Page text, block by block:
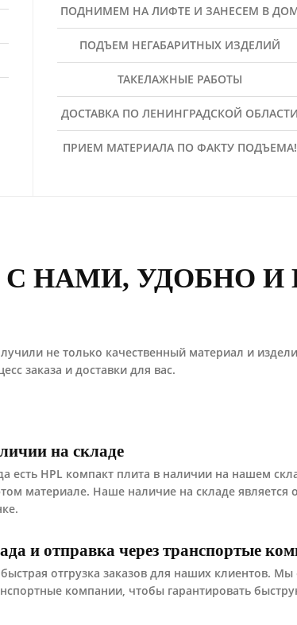
ПОДНИМЕМ НА ЛИФТЕ И ЗАНЕСЕМ В
ПОДЪЕМ НЕГАБАРИТНЫХ ИЗДЕЛИЙ
ТАКЕЛАЖНЫЕ РАБОТЫ
ДОСТАВКА ПО ЛЕНИНГРАДСКОЙ ОБЛАСТИ
ПРИЕМ МАТЕРИАЛА ПО ФАКТУ ПОДЪЕМА!
С НАМИ, УДОБНО И
не только качественный материал и
заказа и доставки для вас.
на складе
есть HPL компакт плита в наличии на нашем
материале. Наше наличие на складе
и отправка через транспортые
отгрузка заказов для наших клиентов.
компании, чтобы гарантировать